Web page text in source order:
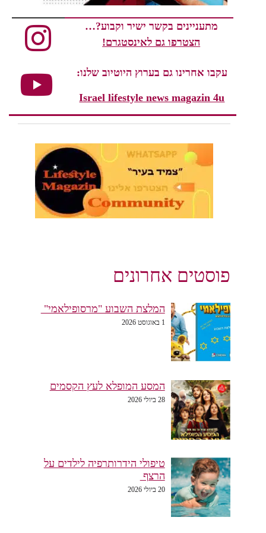
מתעניינים בקשר ישיר וקבוע?…
הצטרפו גם לאינסטגרם!
עקבו אחרינו גם בערוץ היוטיוב שלנו:
Israel lifestyle news magazin 4u
פוסטים אחרונים
המלצת השבוע "מרסופילאמי"
1 באוגוסט 2026
המסע המופלא לעץ הקסמים
28 ביולי 2026
טיפולי הידרותרפיה לילדים על
הרצף
20 ביולי 2026